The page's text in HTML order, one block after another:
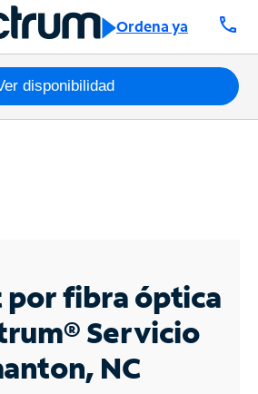
Ordena ya call
disponibilidad
fibra óptica
Servicio
NC